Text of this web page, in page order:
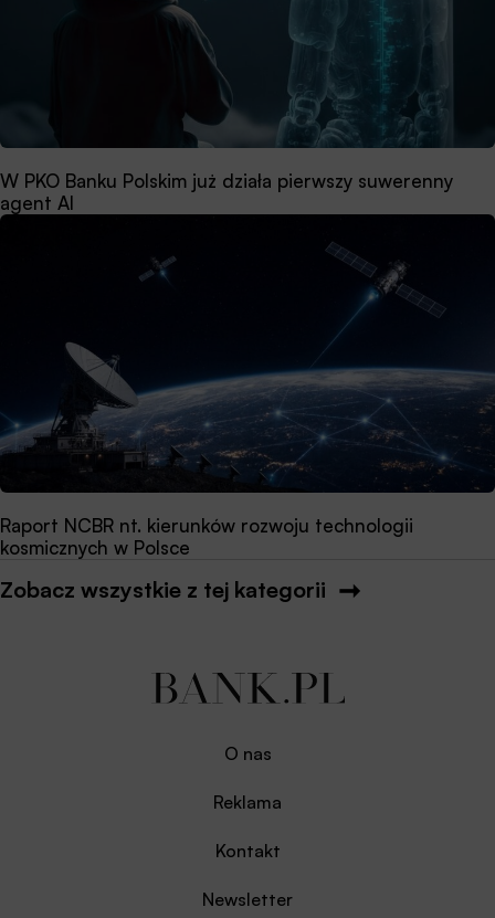
W PKO Banku Polskim już działa pierwszy suwerenny
agent AI
Raport NCBR nt. kierunków rozwoju technologii
kosmicznych w Polsce
Zobacz wszystkie z tej kategorii
O nas
Reklama
Kontakt
Newsletter